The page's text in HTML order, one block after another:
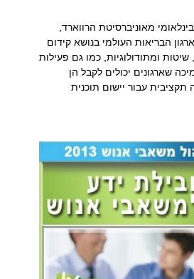
מאוניברסיטת הרווארד,
הבריאות העולמי בנושא קידום
שיטות ומתודולוגיות, כמו גם פעילות
שארגונים יכולים לקבל הן
עבור יישום תוכנית